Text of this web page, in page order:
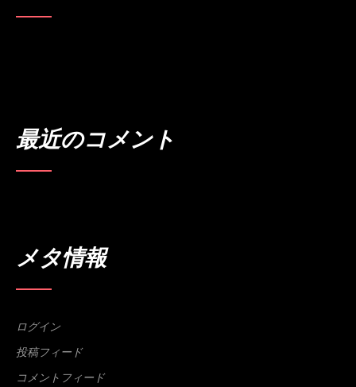
最近のコメント
メタ情報
ログイン
投稿フィード
コメントフィード